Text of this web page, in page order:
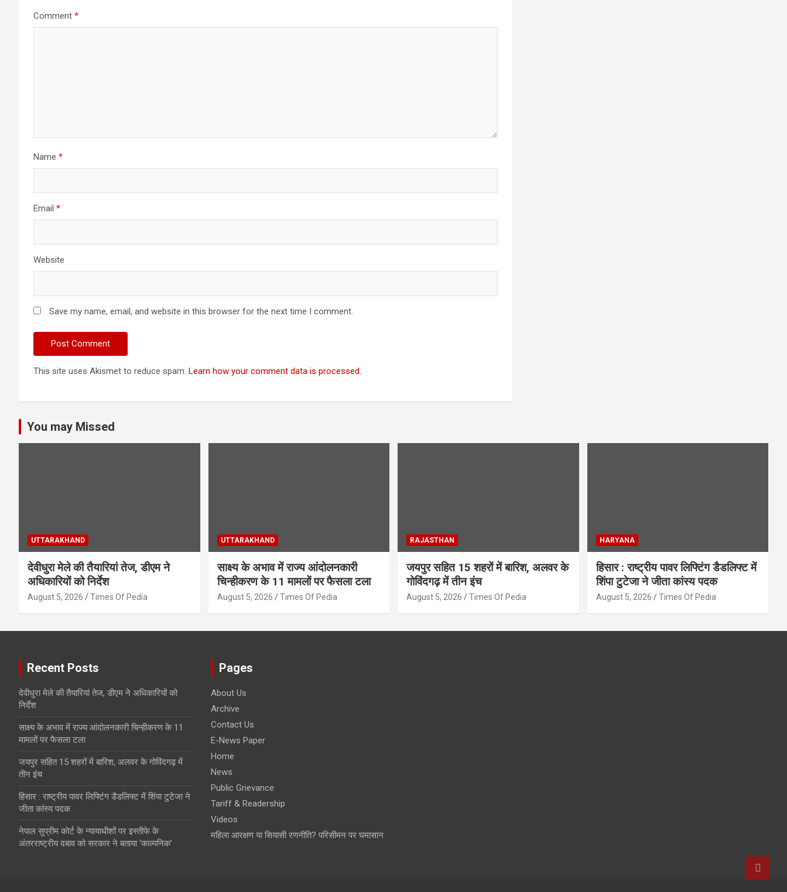
Comment *
Name *
Email *
Website
Save my name, email, and website in this browser for the next time I comment.
This site uses Akismet to reduce spam. Learn how your comment data is processed.
You may Missed
UTTARAKHAND
देवीधुरा मेले की तैयारियां तेज, डीएम ने
अधिकारियों को निर्देश
August 5, 2026 Times Of Pedia
UTTARAKHAND
साक्ष्य के अभाव में राज्य आंदोलनकारी
चिन्हीकरण के 11 मामलों पर फैसला टला
August 5, 2026 Times Of Pedia
RAJASTHAN
जयपुर सहित 15 शहरों में बारिश, अलवर के
गोविंदगढ़ में तीन इंच
August 5, 2026 Times Of Pedia
HARYANA
हिसार : राष्ट्रीय पावर लिफ्टिंग डैडलिफ्ट में
शिंपा टुटेजा ने जीता कांस्य पदक
August 5, 2026 Times Of Pedia
Recent Posts
देवीधुरा मेले की तैयारियां तेज, डीएम ने अधिकारियों को
निर्देश
साक्ष्य के अभाव में राज्य आंदोलनकारी चिन्हीकरण के 11
मामलों पर फैसला टला
जयपुर सहित 15 शहरों में बारिश, अलवर के गोविंदगढ़ में
तीन इंच
हिसार : राष्ट्रीय पावर लिफ्टिंग डैडलिफ्ट में शिंपा टुटेजा ने
जीता कांस्य पदक
नेपाल सुप्रीम कोर्ट के न्यायाधीशों पर इस्तीफे के
अंतरराष्ट्रीय दबाव को सरकार ने बताया ‘काल्पनिक’
Pages
About Us
Archive
Contact Us
E-News Paper
Home
News
Public Grievance
Tariff & Readership
Videos
महिला आरक्षण या सियासी रणनीति? परिसीमन पर घमासान